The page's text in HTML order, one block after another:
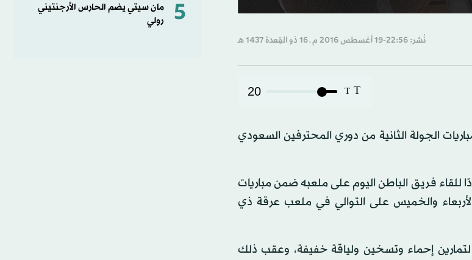
نُشر: 22:56-19 أغسطس 2016 م ـ 16 ذو القِعدة 1437 هـ
T
T
20
الجولة الثانية من دوري المحترفين السعودي
للقاء فريق الباطن اليوم على ملعبه ضمن مباريات
والخميس على التوالي في ملعب عرقة ذي
لتمارين إحماء وتسخين ولياقة خفيفة، وعقب ذلك
5
مان سيتي يضم الحارس الأرجنتيني
رولي